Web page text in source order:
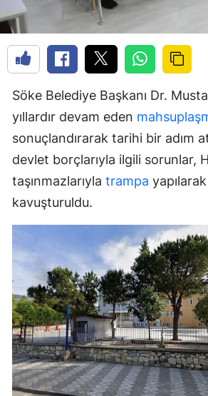
Söke Belediye Başkanı Dr.
yıllardır devam eden
sonuçlandırarak tarihi bir adım
devlet borçlarıyla ilgili sorunlar,
taşınmazlarıyla trampa
kavuşturuldu.